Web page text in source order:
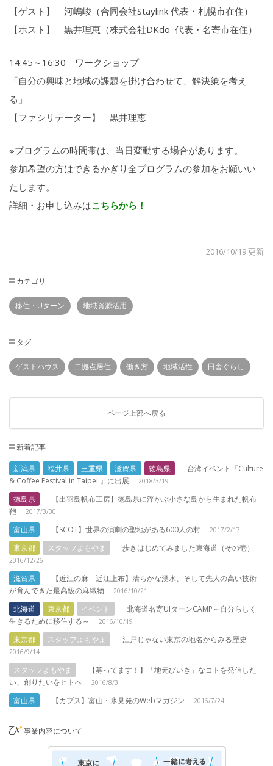
【ゲスト】 河嶋峻（合同会社Staylink 代表・札幌市在住）
【ホスト】 黒井理恵（株式会社DKdo 代表・名寄市在住）
14:45～16:30 ワークショップ
「自分の興味と地域の課題を掛け合わせて、解決策を考え
る」
【ファシリテーター】 黒井理恵
※プログラムの時間帯は、当日変動する場合があります。
参加希望の方はできるかぎり全プログラムの参加をお願いい
たします。
詳細・お申し込みはこちらから！
2016/10/19 更新
カテゴリ
移住・Uターン 地域資源活用
タグ
ゲストハウス 二拠点居住 働き方 地域活性 田舎ぐらし
ページ上部へ戻る
新着記事
新潟県 福井県 三重県 滋賀県 徳島県
台湾イベント『Culture
& Coffee Festival in Taipei 』に出展
2018/3/19
徳島県
【出羽島帆布工房】徳島県に浮かぶ小さな島から生まれた帆布
鞄
2017/3/30
富山県 【SCOT】世界の演劇の聖地がある600人の村 2017/2/17
東京都 スタッフよもやま 歩きはじめてみました東海道（その壱）
2016/12/26
滋賀県
【近江の麻 近江上布】清らかな湧水、そして先人の高い技術
が育んできた最高級の麻織物
2016/10/21
北海道 東京都 イベント
北海道名寄UIターンCAMP～自分らしく
生きるために移住する～
2016/10/19
東京都 スタッフよもやま 江戸じゃない東京の地名からみる歴史
2016/9/14
スタッフよもやま
【募ってます！】「地元びいき」なコトを発信した
い、創りたいをヒトへ
2016/8/3
富山県 【カブス】富山・氷見発のWebマガジン 2016/7/24
事業内容について